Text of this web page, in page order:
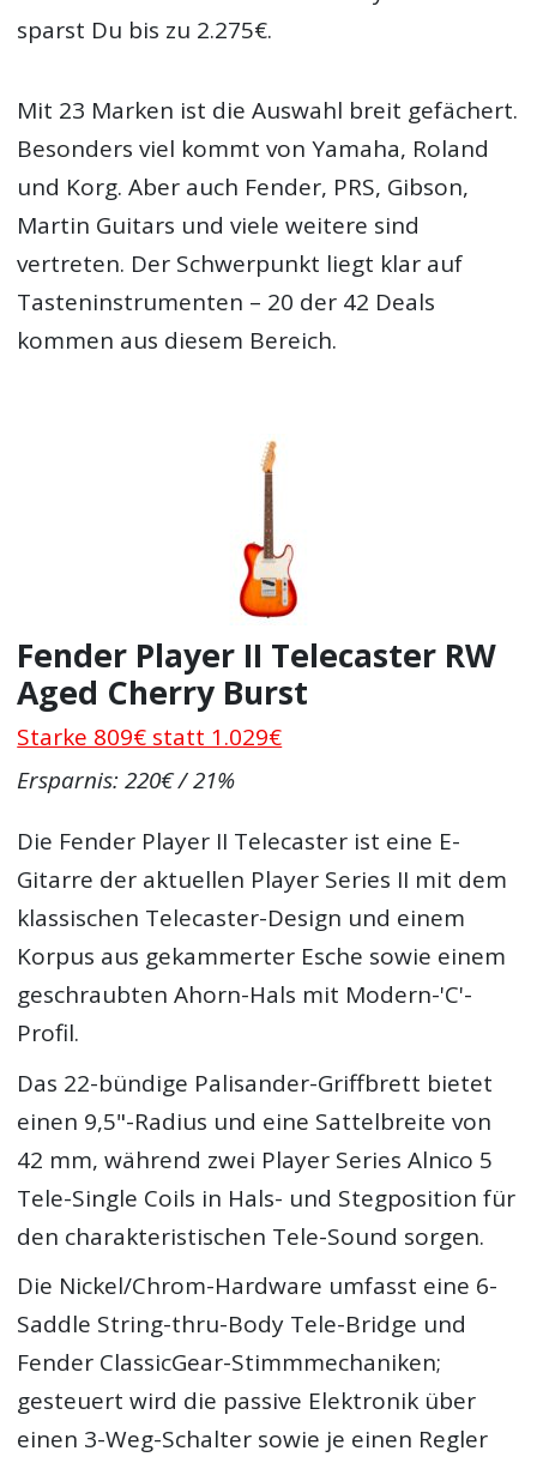
sparst Du bis zu 2.275€.
Mit 23 Marken ist die Auswahl breit gefächert.
Besonders viel kommt von Yamaha, Roland
und Korg. Aber auch Fender, PRS, Gibson,
Martin Guitars und viele weitere sind
vertreten. Der Schwerpunkt liegt klar auf
Tasteninstrumenten – 20 der 42 Deals
kommen aus diesem Bereich.
Fender Player II Telecaster RW
Aged Cherry Burst
Starke 809€ statt 1.029€
Ersparnis: 220€ / 21%
Die Fender Player II Telecaster ist eine E-
Gitarre der aktuellen Player Series II mit dem
klassischen Telecaster-Design und einem
Korpus aus gekammerter Esche sowie einem
geschraubten Ahorn-Hals mit Modern-'C'-
Profil.
Das 22-bündige Palisander-Griffbrett bietet
einen 9,5"-Radius und eine Sattelbreite von
42 mm, während zwei Player Series Alnico 5
Tele-Single Coils in Hals- und Stegposition für
den charakteristischen Tele-Sound sorgen.
Die Nickel/Chrom-Hardware umfasst eine 6-
Saddle String-thru-Body Tele-Bridge und
Fender ClassicGear-Stimmmechaniken;
gesteuert wird die passive Elektronik über
einen 3-Weg-Schalter sowie je einen Regler